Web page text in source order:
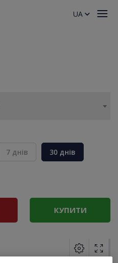
7 днів 30 днів
КУПИТИ
UA